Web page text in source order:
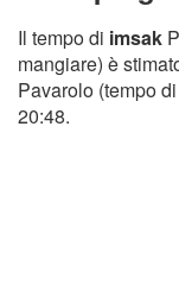
Il tempo di imsak
mangiare) è
Pavarolo (tempo
20:48.